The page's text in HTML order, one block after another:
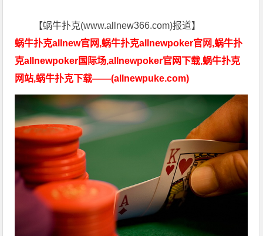
【蜗牛扑克(www.allnew366.com)报道】
蜗牛扑克allnew官网,蜗牛扑克allnewpoker官网,蜗牛扑
克allnewpoker国际场,allnewpoker官网下载,蜗牛扑克
网站,蜗牛扑克下载——(allnewpuke.com)